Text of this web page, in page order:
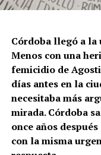
Córdoba llegó a la
Menos con una
femicidio de
días antes en la
necesitaba más
mirada. Córdoba
once años
con la misma